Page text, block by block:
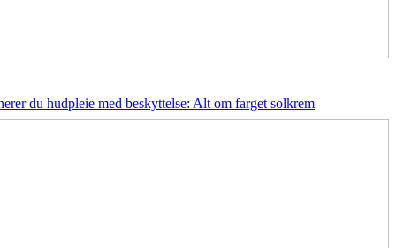
du hudpleie med beskyttelse: Alt om farget solkrem